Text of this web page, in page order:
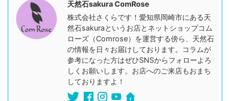
天然石sakura ComRose
株式会社さくらです！愛知県岡崎市にある天
然石sakuraというお店とネットショップコム
ローズ（Comrose）を運営する傍ら、天然石
の情報を日々お届けしております。コラムが
参考になった方はぜひSNSからフォローよろ
しくお願いします。お店へのご来店もおまち
しておりますよ！